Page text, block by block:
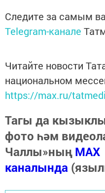
Следите за самым
Telegram-канале
Читайте новости
национальном
https://max.ru/
Тагы да
фото һәм
Чаллы»ныңMAX
каналында